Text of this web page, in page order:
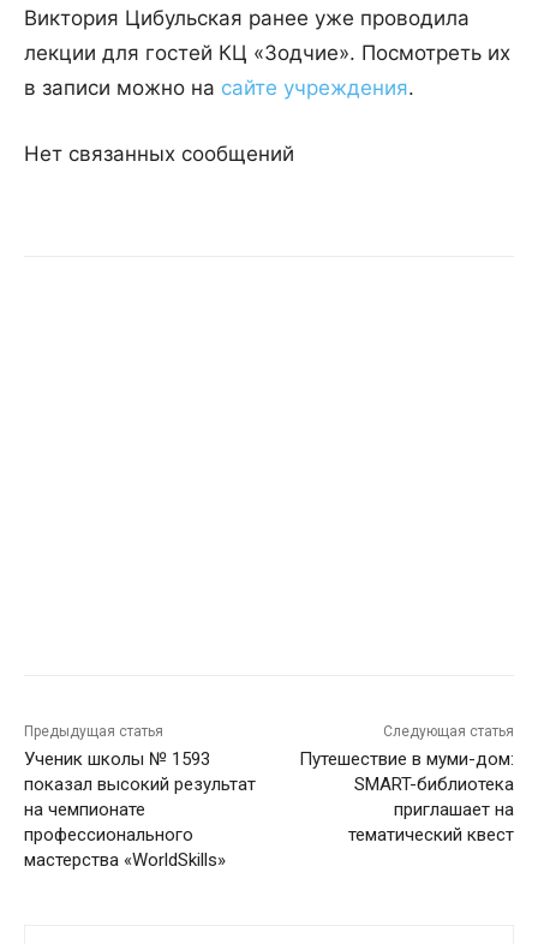
Виктория Цибульская ранее уже проводила
лекции для гостей КЦ «Зодчие». Посмотреть их
в записи можно на сайте учреждения.
Нет связанных сообщений
Предыдущая статья
Ученик школы № 1593
показал высокий результат
на чемпионате
профессионального
мастерства «WorldSkills»
Следующая статья
Путешествие в муми-дом:
SMART-библиотека
приглашает на
тематический квест